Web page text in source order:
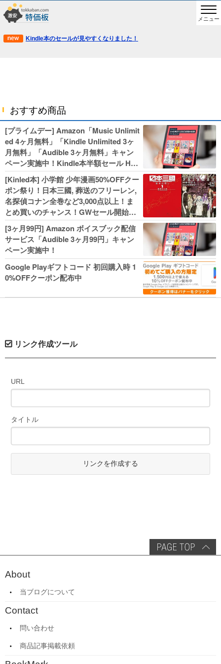
メニュー
Kindle本のセールが見やすくなりました！
おすすめ商品
[プライムデー] Amazon「Music Unlimit
ed 4ヶ月無料」「Kindle Unlimited 3ヶ
月無料」「Audible 3ヶ月無料」キャン
ペーン実施中！Kindle本半額セール HU
NTER×HUNTERなど集英社、無職転生,
幼女戦記などKADOKAWA、キャプテン
翼100円セールも！
[Kinled本] 小学館 少年漫画50%OFFクー
ポン祭り！日本三國, 葬送のフリーレン,
名探偵コナン全巻など3,000点以上！ま
とめ買いのチャンス！GWセール開始！
人気コミック多数 カドカワ祭やIT関連本
がセールに！
[3ヶ月99円] Amazon ボイスブック配信
サービス「Audible 3ヶ月99円」キャン
ペーン実施中！
Google Playギフトコード 初回購入時 1
0%OFFクーポン配布中
リンク作成ツール
URL
タイトル
リンクを作成する
About
当ブログについて
Contact
問い合わせ
商品記事掲載依頼